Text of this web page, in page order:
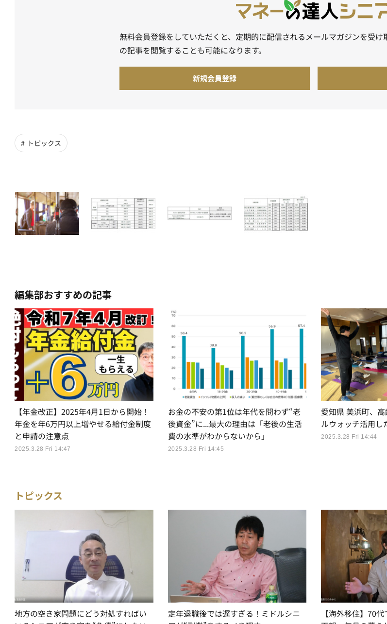
無料会員登録をしていただくと、定期的に配信されるメールマガジンを受
の記事を閲覧することも可能になります。
新規会員登録
トピックス
編集部おすすめの記事
【年金改正】2025年4月1日から開始！
年金を年6万円以上増やせる給付金制度
と申請の注意点
2025.3.28 Fri 14:47
お金の不安の第1位は年代を問わず“老
後資金”に...最大の理由は「老後の生活
費の水準がわからないから」
2025.3.28 Fri 14:45
愛知県 美浜町、
ルウォッチ活用し
2025.3.28 Fri 14:44
トピックス
地方の空き家問題にどう対処すればい
定年退職後では遅すぎる！ミドルシニ
【海外移住】70